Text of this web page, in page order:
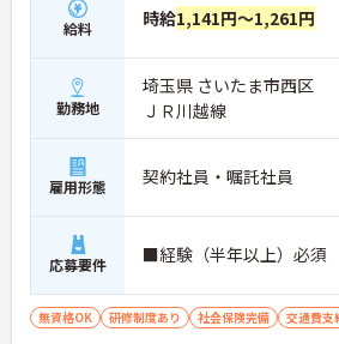
給料 時給1,141円～1,261円
勤務地
埼玉県 さいたま市西区
ＪＲ川越線
雇用形態 契約社員・嘱託社員
応募要件 ■経験（半年以上）必
無資格OK 研修制度あり 社会保険完備 交通費支